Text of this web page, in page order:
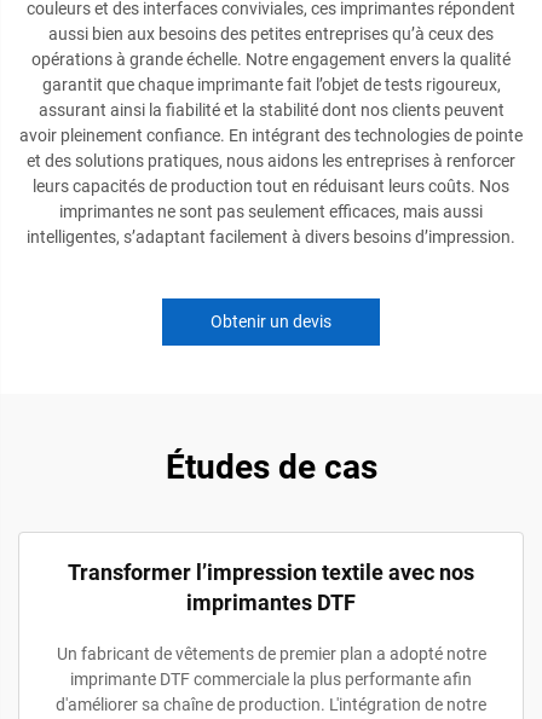
couleurs et des interfaces conviviales, ces imprimantes répondent
aussi bien aux besoins des petites entreprises qu’à ceux des
opérations à grande échelle. Notre engagement envers la qualité
garantit que chaque imprimante fait l’objet de tests rigoureux,
assurant ainsi la fiabilité et la stabilité dont nos clients peuvent
avoir pleinement confiance. En intégrant des technologies de pointe
et des solutions pratiques, nous aidons les entreprises à renforcer
leurs capacités de production tout en réduisant leurs coûts. Nos
imprimantes ne sont pas seulement efficaces, mais aussi
intelligentes, s’adaptant facilement à divers besoins d’impression.
Obtenir un devis
Études de cas
Transformer l’impression textile avec nos
imprimantes DTF
Un fabricant de vêtements de premier plan a adopté notre
imprimante DTF commerciale la plus performante afin
d'améliorer sa chaîne de production. L'intégration de notre